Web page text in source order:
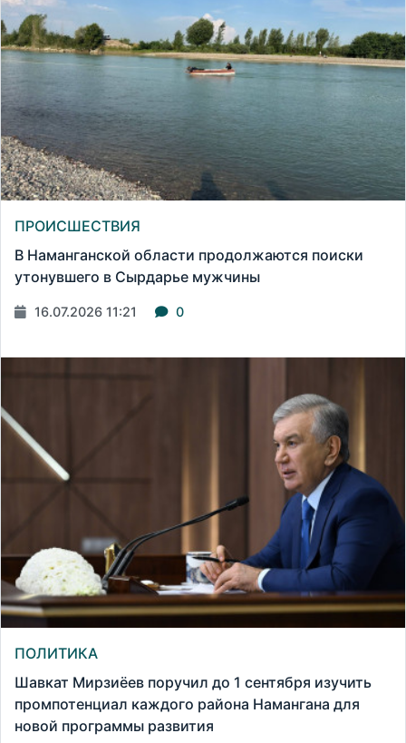
ПРОИСШЕСТВИЯ
В Наманганской области продолжаются поиски
утонувшего в Сырдарье мужчины
16.07.2026 11:21 0
ПОЛИТИКА
Шавкат Мирзиёев поручил до 1 сентября изучить
промпотенциал каждого района Намангана для
новой программы развития